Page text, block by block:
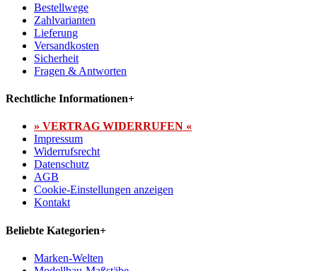
Bestellwege
Zahlvarianten
Lieferung
Versandkosten
Sicherheit
Fragen & Antworten
Rechtliche Informationen+
» VERTRAG WIDERRUFEN «
Impressum
Widerrufsrecht
Datenschutz
AGB
Cookie-Einstellungen anzeigen
Kontakt
Beliebte Kategorien+
Marken-Welten